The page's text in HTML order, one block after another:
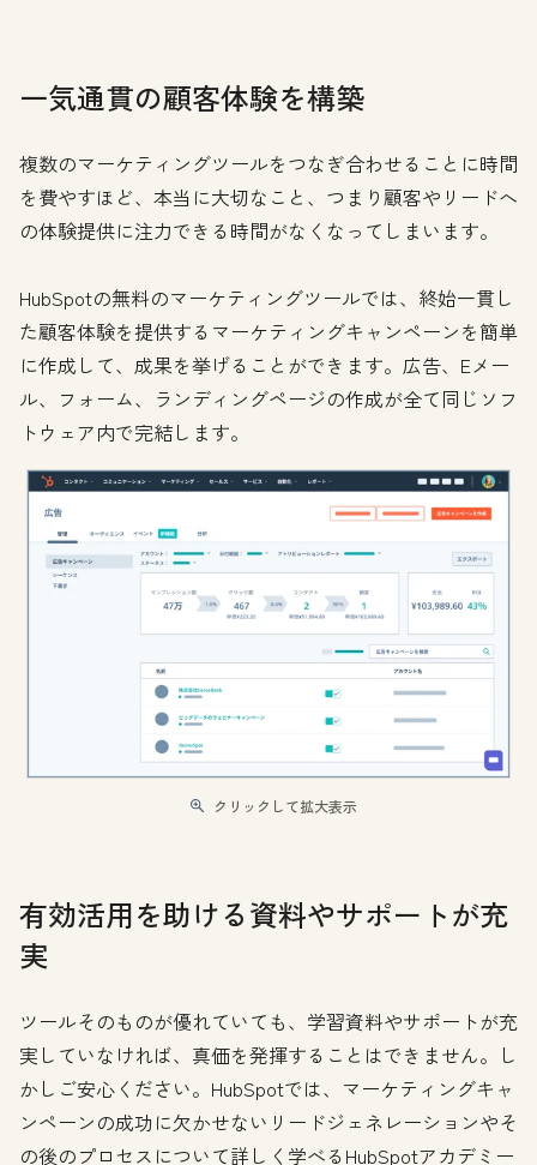
一気通貫の顧客体験を構築
複数のマーケティングツールをつなぎ合わせることに時間
を費やすほど、本当に大切なこと、つまり顧客やリードへ
の体験提供に注力できる時間がなくなってしまいます。
HubSpotの無料のマーケティングツールでは、終始一貫し
た顧客体験を提供するマーケティングキャンペーンを簡単
に作成して、成果を挙げることができます。広告、Eメー
ル、フォーム、ランディングページの作成が全て同じソフ
トウェア内で完結します。
クリックして拡大表示
有効活用を助ける資料やサポートが充
実
ツールそのものが優れていても、学習資料やサポートが充
実していなければ、真価を発揮することはできません。し
かしご安心ください。HubSpotでは、マーケティングキャ
ンペーンの成功に欠かせないリードジェネレーションやそ
の後のプロセスについて詳しく学べるHubSpotアカデミー